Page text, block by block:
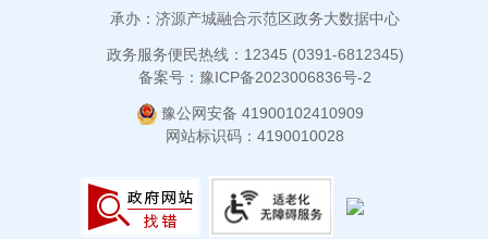
承办：济源产城融合示范区政务大数据中心
政务服务便民热线：12345 (0391-6812345)
备案号：豫ICP备2023006836号-2
豫公网安备 41900102410909
网站标识码：4190010028